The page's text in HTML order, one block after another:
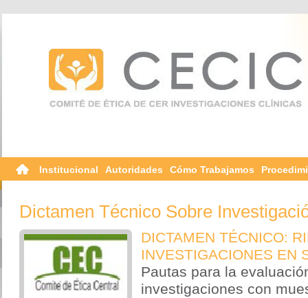
Institucional Autoridades Cómo Trabajamos
Dictamen Técnico Sobre
DICTAMEN TÉCNICO:
INVESTIGACIONES EN
Pautas para la
investigaciones con